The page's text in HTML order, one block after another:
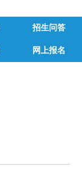
招生问答
网上报名